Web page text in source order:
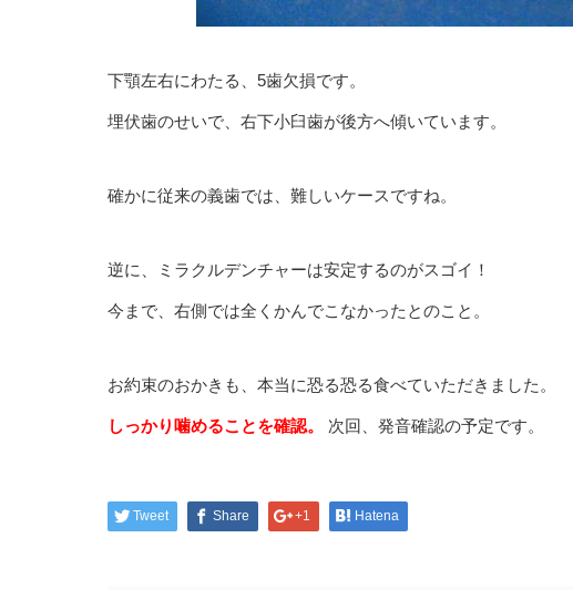
下顎左右にわたる、5歯欠損です。
埋伏歯のせいで、右下小臼歯が後方へ傾いています。
確かに従来の義歯では、難しいケースですね。
逆に、ミラクルデンチャーは安定するのがスゴイ！
今まで、右側では全くかんでこなかったとのこと。
お約束のおかきも、本当に恐る恐る食べていただきました。
しっかり噛めることを確認。 次回、発音確認の予定です。
Tweet Share +1 Hatena